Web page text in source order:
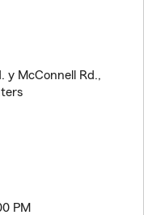
y McConnell Rd.,
PM